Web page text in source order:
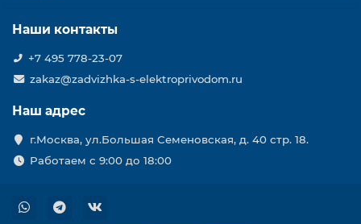
Наши контакты
+7 495 778-23-07
zakaz@zadvizhka-s-elektroprivodom.ru
Наш адрес
г.Москва, ул.Большая Семеновская, д. 40 стр. 18.
Работаем с 9:00 до 18:00